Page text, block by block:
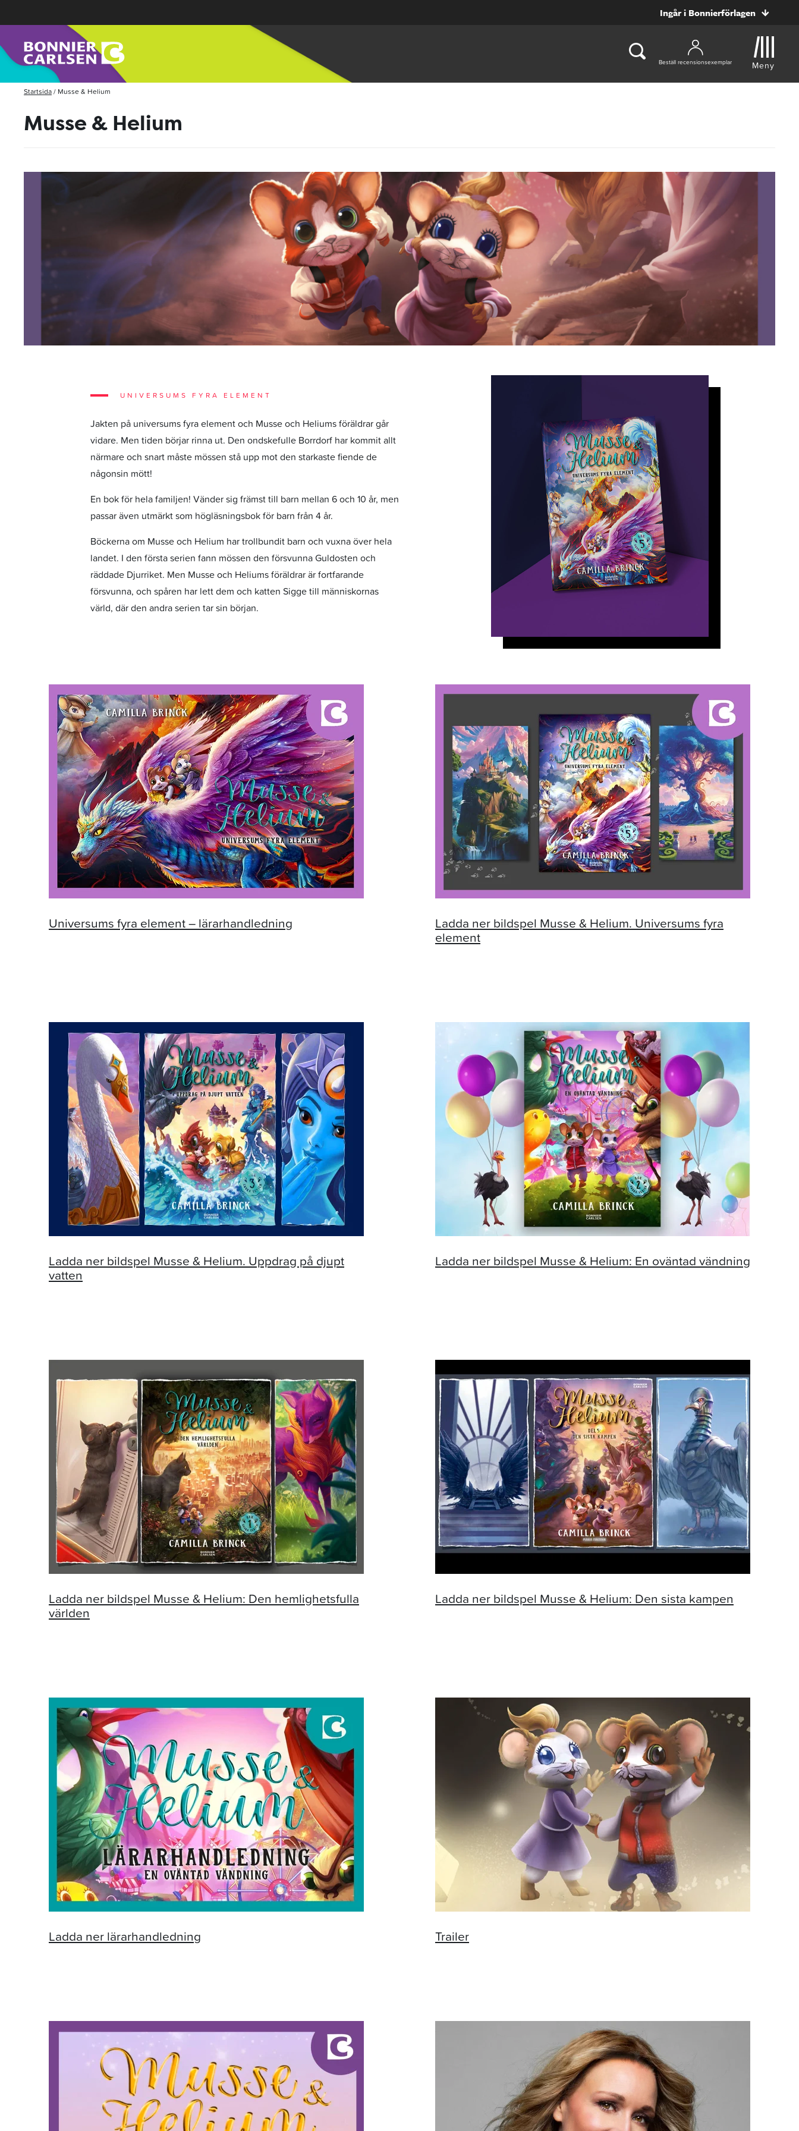
Ingår i Bonnierförlagen
Beställ recensionsexemplar Meny
Startsida/ Musse & Helium
Musse & Helium
UNIVERSUMS FYRA ELEMENT
Jakten på universums fyra element och Musse och Heliums föräldrar går
vidare. Men tiden börjar rinna ut. Den ondskefulle Borrdorf har kommit allt
närmare och snart måste mössen stå upp mot den starkaste fiende de
någonsin mött!
En bok för hela familjen! Vänder sig främst till barn mellan 6 och 10 år, men
passar även utmärkt som högläsningsbok för barn från 4 år.
Böckerna om Musse och Helium har trollbundit barn och vuxna över hela
landet. I den första serien fann mössen den försvunna Guldosten och
räddade Djurriket. Men Musse och Heliums föräldrar är fortfarande
försvunna, och spåren har lett dem och katten Sigge till människornas
värld, där den andra serien tar sin början.
Universums fyra element – lärarhandledning Ladda ner bildspel Musse & Helium. Universums fyra
element
Ladda ner bildspel Musse & Helium. Uppdrag på djupt
vatten
Ladda ner bildspel Musse & Helium: En oväntad vändning
Ladda ner bildspel Musse & Helium: Den hemlighetsfulla
världen
Ladda ner bildspel Musse & Helium: Den sista kampen
Ladda ner lärarhandledning Trailer